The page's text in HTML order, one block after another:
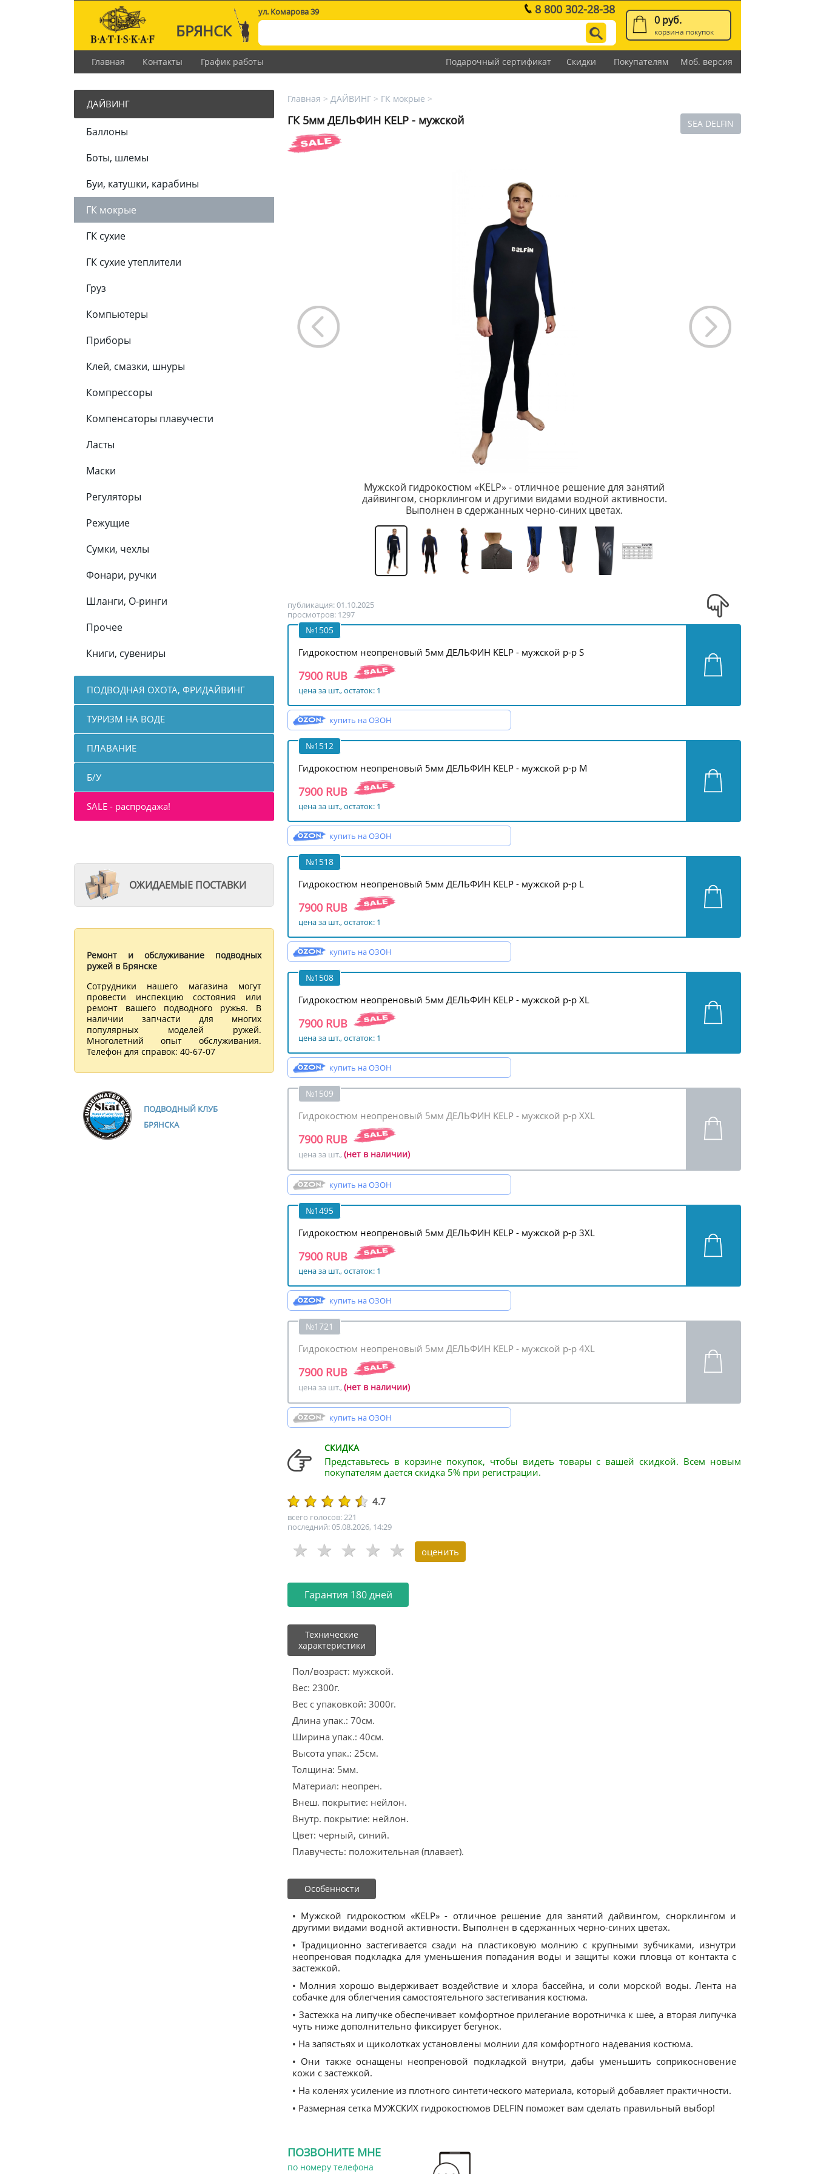
БРЯНСК
ул. Комарова 39 8 800 302-28-38
0 руб.
корзина покупок
Главная Контакты График работы Подарочный сертификат Скидки Покупателям Моб. версия
ДАЙВИНГ
Баллоны
Боты, шлемы
Буи, катушки, карабины
ГК мокрые
ГК сухие
ГК сухие утеплители
Груз
Компьютеры
Приборы
Клей, смазки, шнуры
Компрессоры
Компенсаторы плавучести
Ласты
Маски
Регуляторы
Режущие
Сумки, чехлы
Фонари, ручки
Шланги, О-ринги
Прочее
Книги, сувениры
ПОДВОДНАЯ ОХОТА, ФРИДАЙВИНГ
ТУРИЗМ НА ВОДЕ
ПЛАВАНИЕ
Б/У
SALE - распродажа!
ОЖИДАЕМЫЕ ПОСТАВКИ
Ремонт и обслуживание подводных
ружей в Брянске
Сотрудники нашего магазина могут
провести инспекцию состояния или
ремонт вашего подводного ружья. В
наличии запчасти для многих
популярных моделей ружей.
Многолетний опыт обслуживания.
Телефон для справок: 40-67-07
ПОДВОДНЫЙ КЛУБ
БРЯНСКА
Главная > ДАЙВИНГ > ГК мокрые >
SEA DELFIN
ГК 5мм ДЕЛЬФИН KELP - мужской
Мужской гидрокостюм «KELP» - отличное решение для занятий
дайвингом, снорклингом и другими видами водной активности.
Выполнен в сдержанных черно-синих цветах.
публикация: 01.10.2025
просмотров: 1297
№1505
Гидрокостюм неопреновый 5мм ДЕЛЬФИН KELP - мужской р-р S
7900 RUB
цена за шт., остаток: 1
купить на ОЗОН
№1512
Гидрокостюм неопреновый 5мм ДЕЛЬФИН KELP - мужской р-р M
7900 RUB
цена за шт., остаток: 1
купить на ОЗОН
№1518
Гидрокостюм неопреновый 5мм ДЕЛЬФИН KELP - мужской р-р L
7900 RUB
цена за шт., остаток: 1
купить на ОЗОН
№1508
Гидрокостюм неопреновый 5мм ДЕЛЬФИН KELP - мужской р-р ХL
7900 RUB
цена за шт., остаток: 1
купить на ОЗОН
№1509
Гидрокостюм неопреновый 5мм ДЕЛЬФИН KELP - мужской р-р ХХL
7900 RUB
цена за шт., (нет в наличии)
купить на ОЗОН
№1495
Гидрокостюм неопреновый 5мм ДЕЛЬФИН KELP - мужской р-р 3ХL
7900 RUB
цена за шт., остаток: 1
купить на ОЗОН
№1721
Гидрокостюм неопреновый 5мм ДЕЛЬФИН KELP - мужской р-р 4ХL
7900 RUB
цена за шт., (нет в наличии)
купить на ОЗОН
СКИДКА
Представьтесь в корзине покупок, чтобы видеть товары с вашей скидкой. Всем новым
покупателям дается скидка 5% при регистрации.
4.7
всего голосов: 221
последний: 05.08.2026, 14:29
Гарантия 180 дней
Технические
характеристики
Пол/возраст: мужской.
Вес: 2300г.
Вес с упаковкой: 3000г.
Длина упак.: 70см.
Ширина упак.: 40см.
Высота упак.: 25см.
Толщина: 5мм.
Материал: неопрен.
Внеш. покрытие: нейлон.
Внутр. покрытие: нейлон.
Цвет: черный, синий.
Плавучесть: положительная (плавает).
Особенности
• Мужской гидрокостюм «KELP» - отличное решение для занятий дайвингом, снорклингом и
другими видами водной активности. Выполнен в сдержанных черно-синих цветах.
• Традиционно застегивается сзади на пластиковую молнию с крупными зубчиками, изнутри
неопреновая подкладка для уменьшения попадания воды и защиты кожи пловца от контакта с
застежкой.
• Молния хорошо выдерживает воздействие и хлора бассейна, и соли морской воды. Лента на
собачке для облегчения самостоятельного застегивания костюма.
• Застежка на липучке обеспечивает комфортное прилегание воротничка к шее, а вторая липучка
чуть ниже дополнительно фиксирует бегунок.
• На запястьях и щиколотках установлены молнии для комфортного надевания костюма.
• Они также оснащены неопреновой подкладкой внутри, дабы уменьшить соприкосновение
кожи с застежкой.
• На коленях усиление из плотного синтетического материала, который добавляет практичности.
• Размерная сетка МУЖСКИХ гидрокостюмов DELFIN поможет вам сделать правильный выбор!
ПОЗВОНИТЕ МНЕ
по номеру телефона